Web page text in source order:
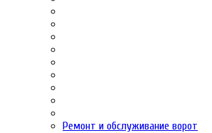
Ремонт и обслуживание ворот